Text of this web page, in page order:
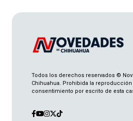
Registran tres
Local 1 min
Circo sin red: El arte de
levantarse)
Todos los derechos reservados ©
Chihuahua. Prohibida la reproducción
consentimiento por escrito de esta